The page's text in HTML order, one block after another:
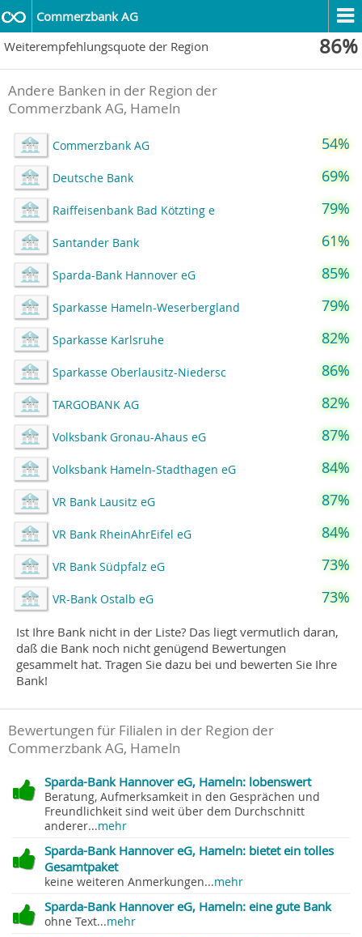
Commerzbank AG
Weiterempfehlungsquote der Region
86%
Andere Banken in der Region der
Commerzbank AG, Hameln
Commerzbank AG 54%
Deutsche Bank 69%
Raiffeisenbank Bad Kötzting e 79%
Santander Bank 61%
Sparda-Bank Hannover eG 85%
Sparkasse Hameln-Weserbergland 79%
Sparkasse Karlsruhe 82%
Sparkasse Oberlausitz-Niedersc 86%
TARGOBANK AG 82%
Volksbank Gronau-Ahaus eG 87%
Volksbank Hameln-Stadthagen eG 84%
VR Bank Lausitz eG 87%
VR Bank RheinAhrEifel eG 84%
VR Bank Südpfalz eG 73%
VR-Bank Ostalb eG 73%
Ist Ihre Bank nicht in der Liste? Das liegt vermutlich daran,
daß die Bank noch nicht genügend Bewertungen
gesammelt hat. Tragen Sie dazu bei und bewerten Sie Ihre
Bank!
Bewertungen für Filialen in der Region der
Commerzbank AG, Hameln
Sparda-Bank Hannover eG, Hameln: lobenswert
Beratung, Aufmerksamkeit in den Gesprächen und
Freundlichkeit sind weit über dem Durchschnitt
anderer...mehr
Sparda-Bank Hannover eG, Hameln: bietet ein tolles
Gesamtpaket
keine weiteren Anmerkungen...mehr
Sparda-Bank Hannover eG, Hameln: eine gute Bank
ohne Text...mehr